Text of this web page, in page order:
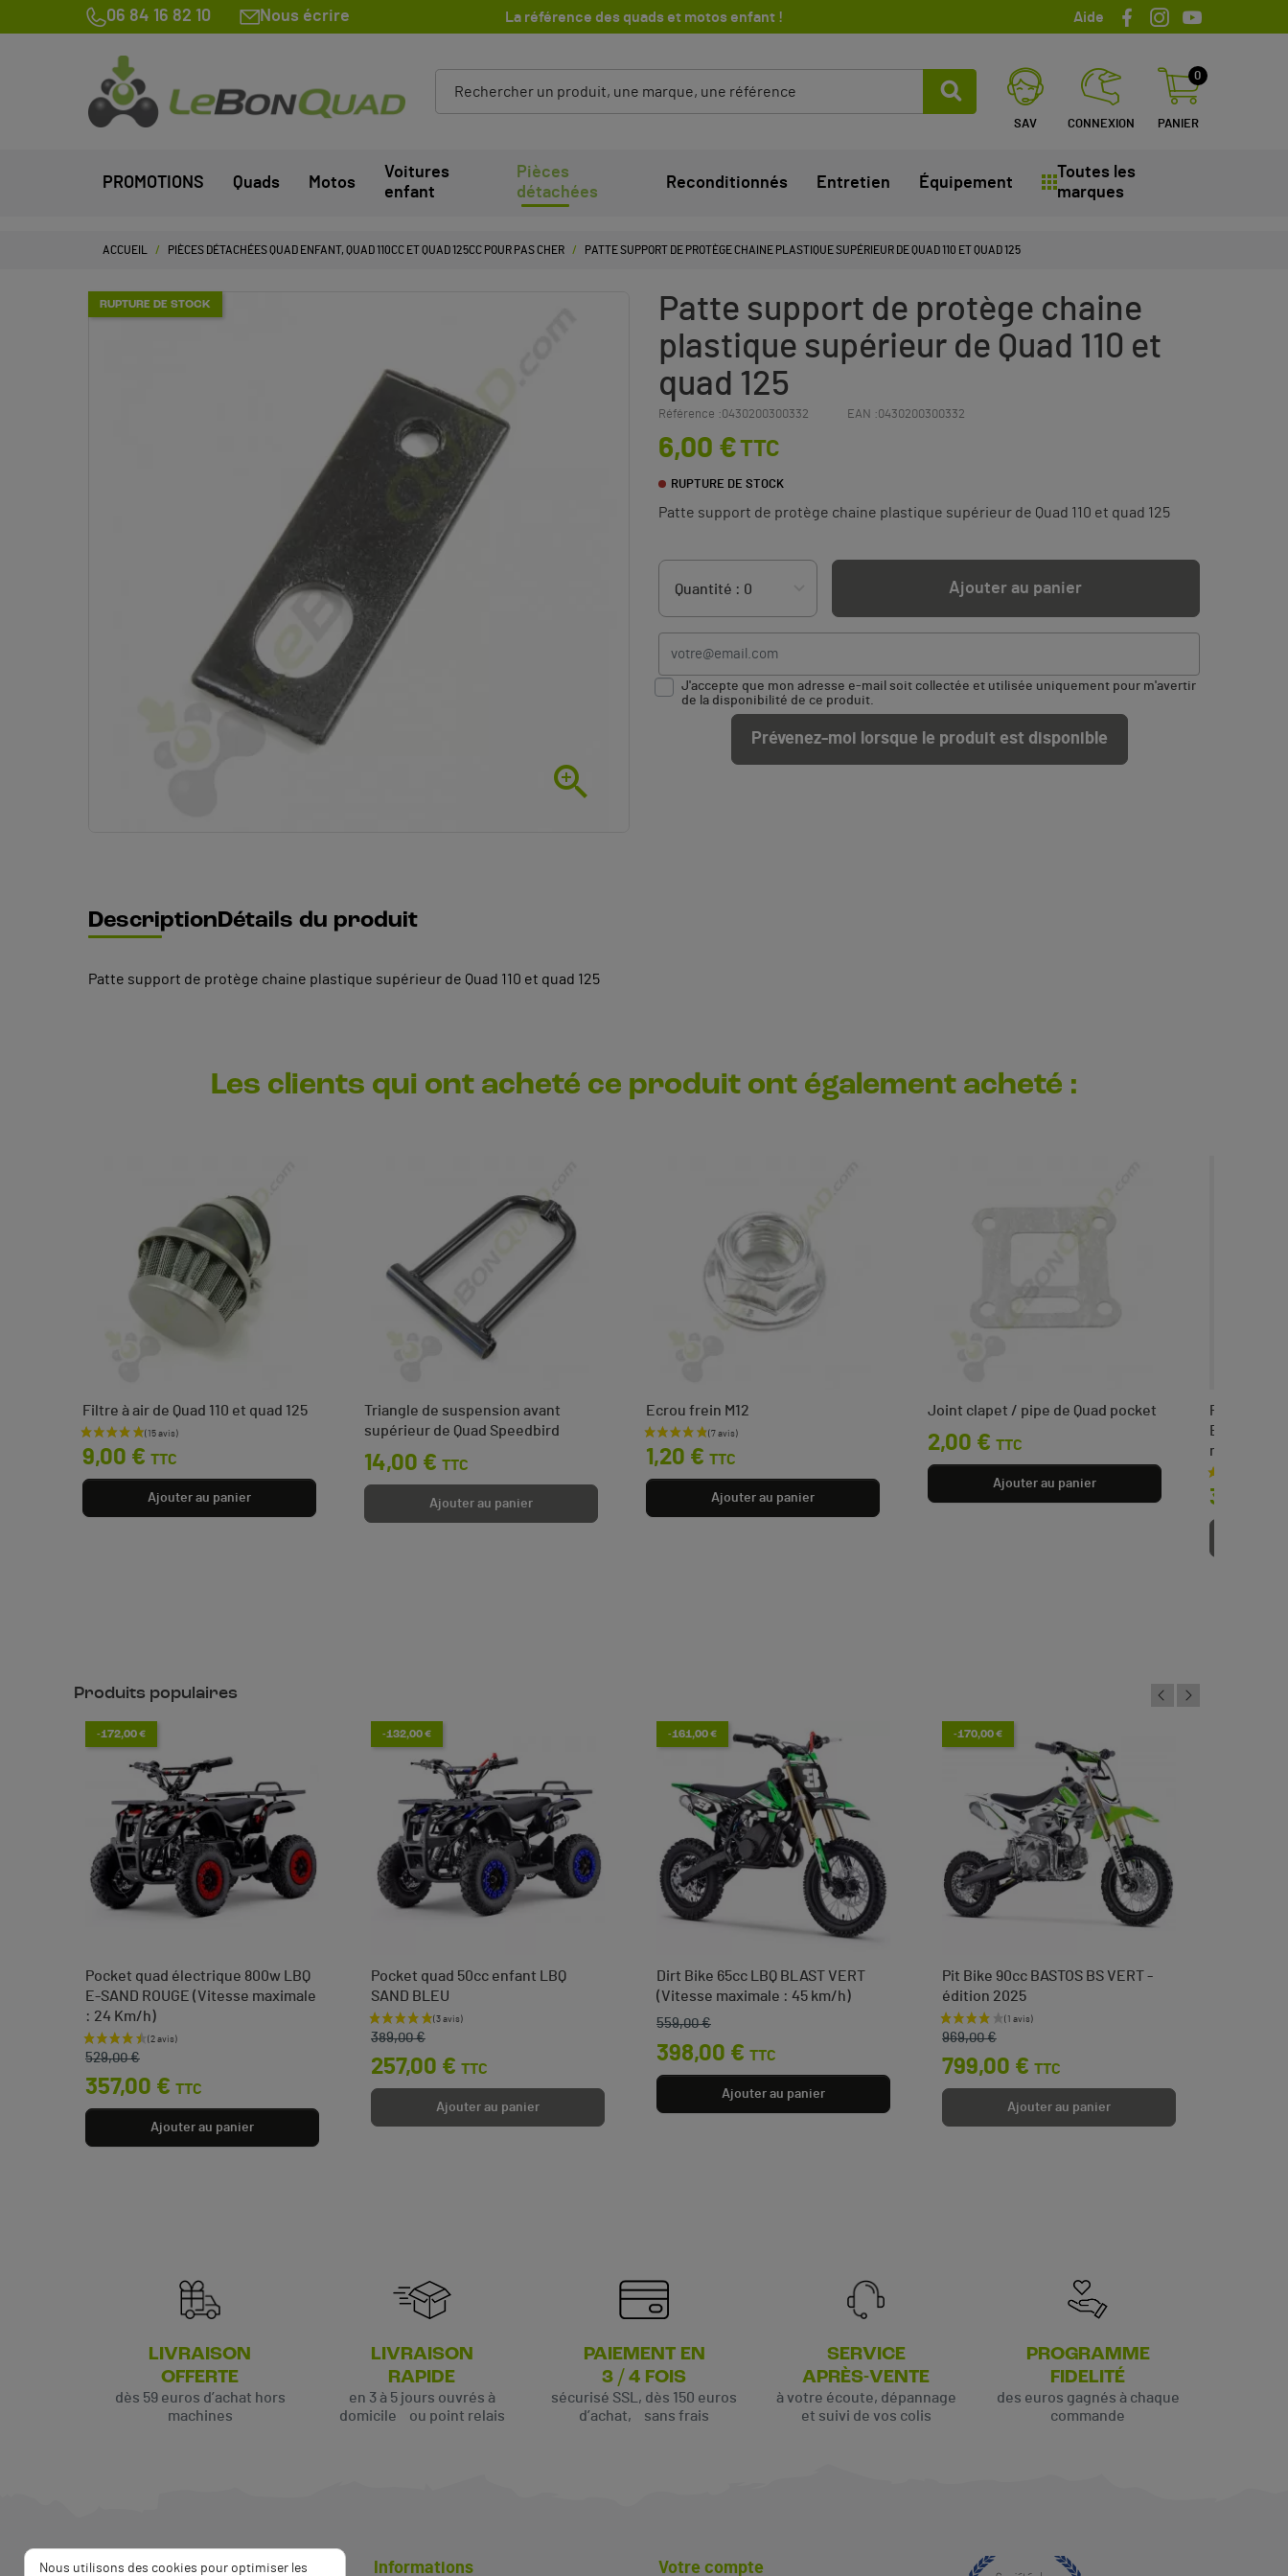
06 84 16 82 10 Nous écrire La référence des quads et motos enfant ! Aide
SAV CONNEXION PANIER
0
PROMOTIONS Quads Motos
Voitures
enfant
Pièces
détachées
Reconditionnés Entretien Équipement
Toutes les
marques
ACCUEIL PIÈCES DÉTACHÉES QUAD ENFANT, QUAD 110CC ET QUAD 125CC POUR PAS CHER PATTE SUPPORT DE PROTÈGE CHAINE PLASTIQUE SUPÉRIEUR DE QUAD 110 ET QUAD 125
RUPTURE DE STOCK

Patte support de protège chaine
plastique supérieur de Quad 110 et
quad 125
Référence :0430200300332 EAN :0430200300332
6,00 €TTC
RUPTURE DE STOCK
Patte support de protège chaine plastique supérieur de Quad 110 et quad 125
Ajouter au panier
J'accepte que mon adresse e-mail soit collectée et utilisée uniquement pour m'avertir
de la disponibilité de ce produit.
Prévenez-moi lorsque le produit est disponible
DescriptionDétails du produit
Patte support de protège chaine plastique supérieur de Quad 110 et quad 125
Les clients qui ont acheté ce produit ont également acheté :
Filtre à air de Quad 110 et quad 125
(15 avis)
Prix
9,00 € TTC
Ajouter au panier
Triangle de suspension avant
supérieur de Quad Speedbird
Prix
14,00 € TTC
Ajouter au panier
Ecrou frein M12
Prix
1,20 € TTC
Ajouter au panier
Joint clapet / pipe de Quad pocket
Prix
2,00 € TTC
Ajouter au panier
Pocket
E-Fat kids
maximale :
Prix
329,00
Produits populaires
-172,00 €
Pocket quad électrique 800w LBQ
E-SAND ROUGE (Vitesse maximale
: 24 Km/h)
Prix de base
529,00 €
Prix
357,00 € TTC
Ajouter au panier
-132,00 €
Pocket quad 50cc enfant LBQ
SAND BLEU
Prix de base
389,00 €
Prix
257,00 € TTC
Ajouter au panier
-161,00 €
Dirt Bike 65cc LBQ BLAST VERT
(Vitesse maximale : 45 km/h)
Prix de base
559,00 €
Prix
398,00 € TTC
Ajouter au panier
-170,00 €
Pit Bike 90cc BASTOS BS VERT -
édition 2025
Prix de base
969,00 €
Prix
799,00 € TTC
Ajouter au panier
LIVRAISON
OFFERTE
dès 59 euros d’achat hors
machines
LIVRAISON
RAPIDE
en 3 à 5 jours ouvrés à
domicile ou point relais
PAIEMENT EN
3 / 4 FOIS
sécurisé SSL, dès 150 euros
d’achat, sans frais
SERVICE
APRÈS-VENTE
à votre écoute, dépannage
et suivi de vos colis
PROGRAMME
FIDELITÉ
des euros gagnés à chaque
commande
Informations Votre compte
Nous utilisons des cookies pour optimiser les